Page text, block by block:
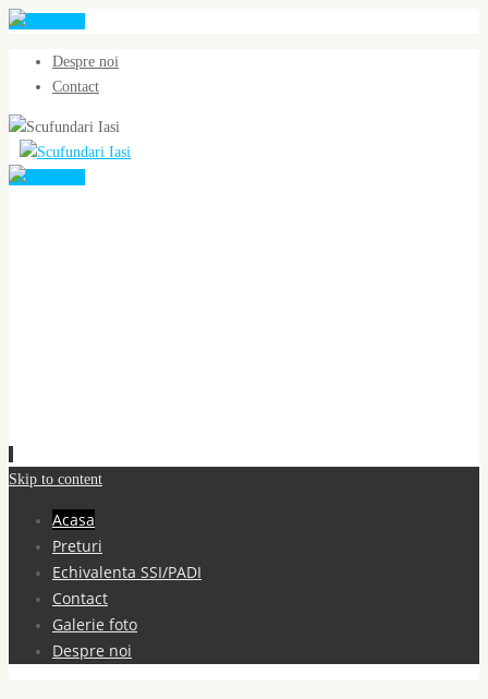
Despre noi
Contact
Skip to content
Acasa
Preturi
Echivalenta SSI/PADI
Contact
Galerie foto
Despre noi